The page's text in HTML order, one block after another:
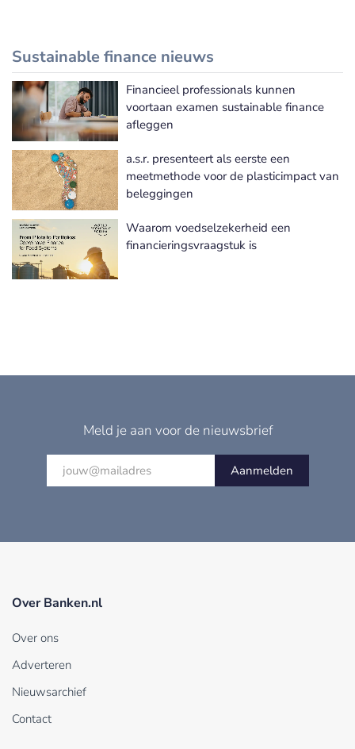
Sustainable finance nieuws
Meer Sustainable finance nieuws
Financieel professionals kunnen
voortaan examen sustainable finance
afleggen
a.s.r. presenteert als eerste een
meetmethode voor de plasticimpact van
beleggingen
Waarom voedselzekerheid een
financieringsvraagstuk is
Meld je aan voor de nieuwsbrief
Aanmelden
Over Banken.nl
Over ons
Adverteren
Nieuwsarchief
Contact